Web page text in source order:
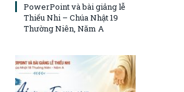
PowerPoint và bài giảng lễ
Thiếu Nhi – Chúa Nhật 19
Thường Niên, Năm A